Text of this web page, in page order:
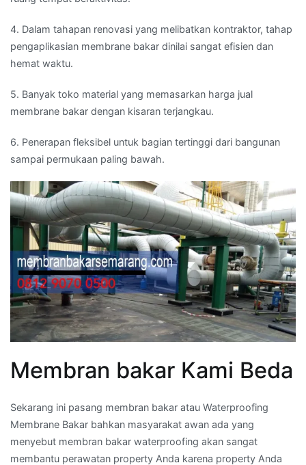
4. Dalam tahapan renovasi yang melibatkan kontraktor, tahap
pengaplikasian membrane bakar dinilai sangat efisien dan
hemat waktu.
5. Banyak toko material yang memasarkan harga jual
membrane bakar dengan kisaran terjangkau.
6. Penerapan fleksibel untuk bagian tertinggi dari bangunan
sampai permukaan paling bawah.
Membran bakar Kami Beda
Sekarang ini pasang membran bakar atau Waterproofing
Membrane Bakar bahkan masyarakat awan ada yang
menyebut membran bakar waterproofing akan sangat
membantu perawatan property Anda karena property Anda